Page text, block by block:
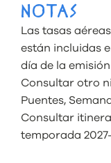
NOTAS
Las tasas
están incluidas
día de la
Consultar otro
Puentes,
Consultar
temporada